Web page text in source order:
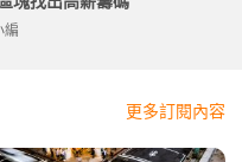
編
更多訂閱內容